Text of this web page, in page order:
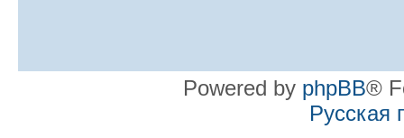
Powered by phpBB®
Русская